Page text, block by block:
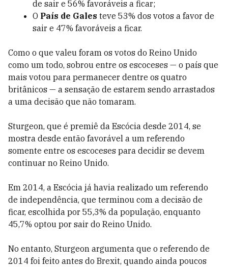
de sair e 56% favoráveis a ficar;
O País de Gales teve 53% dos votos a favor de
sair e 47% favoráveis a ficar.
Como o que valeu foram os votos do Reino Unido
como um todo, sobrou entre os escoceses — o país que
mais votou para permanecer dentre os quatro
britânicos — a sensação de estarem sendo arrastados
a uma decisão que não tomaram.
Sturgeon, que é premiê da Escócia desde 2014, se
mostra desde então favorável a um referendo
somente entre os escoceses para decidir se devem
continuar no Reino Unido.
Em 2014, a Escócia já havia realizado um referendo
de independência, que terminou com a decisão de
ficar, escolhida por 55,3% da população, enquanto
45,7% optou por sair do Reino Unido.
No entanto, Sturgeon argumenta que o referendo de
2014 foi feito antes do Brexit, quando ainda poucos